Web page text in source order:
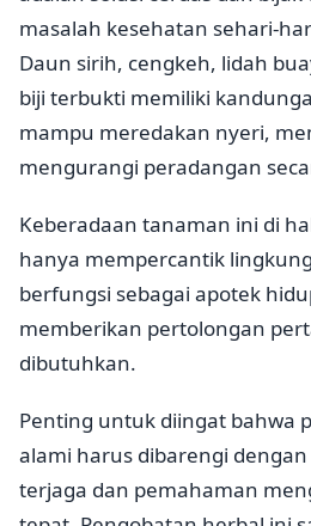
masalah kesehatan sehari-
Daun sirih, cengkeh, lidah
biji terbukti memiliki
mampu meredakan nyeri,
mengurangi peradangan
Keberadaan tanaman ini di
hanya mempercantik
berfungsi sebagai apotek
memberikan pertolongan
dibutuhkan.
Penting untuk diingat bahwa
alami harus dibarengi
terjaga dan pemahaman